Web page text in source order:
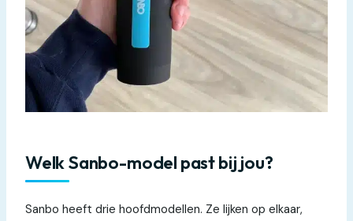
Welk Sanbo-model past bij jou?
Sanbo heeft drie hoofdmodellen. Ze lijken op elkaar,